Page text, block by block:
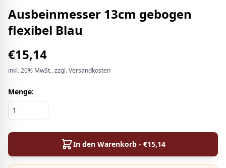
Ausbeinmesser 13cm gebogen
flexibel Blau
€15,14
inkl.20% MwSt., zzgl. Versandkosten
Menge:
In den Warenkorb - €15,14